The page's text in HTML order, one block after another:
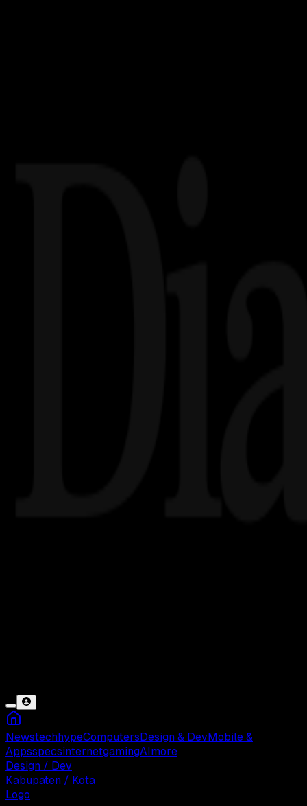
NewstechhypeComputers Design & Dev Mobile &
AppsspecsinternetgamingAI more
Design / Dev
Kabupaten / Kota
Logo